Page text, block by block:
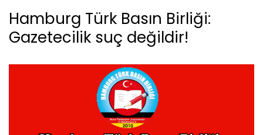
Hamburg Türk Basın Birliği:
Gazetecilik suç değildir!